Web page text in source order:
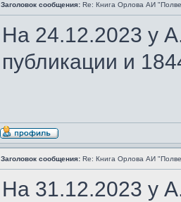
Заголовок сообщения: Re: Книга Орлова АИ
На 24.12.2023 у
публикации и
Заголовок сообщения: Re: Книга Орлова АИ
На 31.12.2023 у